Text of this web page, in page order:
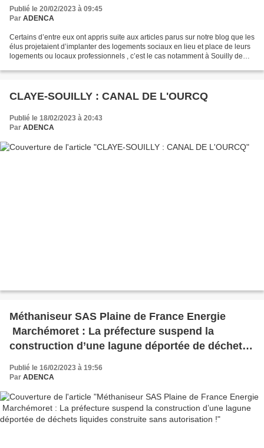
réunions de quartiers !
Publié le 20/02/2023 à 09:45
Par ADENCA
Certains d’entre eux ont appris suite aux articles parus sur notre blog que les
élus projetaient d’implanter des logements sociaux en lieu et place de leurs
logements ou locaux professionnels , c’est le cas notamment à Souilly de
CLAYE-SOUILLY : CANAL DE L'OURCQ
Publié le 18/02/2023 à 20:43
Par ADENCA
Méthaniseur SAS Plaine de France Energie
Marchémoret : La préfecture suspend la
construction d’une lagune déportée de déchets
Publié le 16/02/2023 à 19:56
Par ADENCA